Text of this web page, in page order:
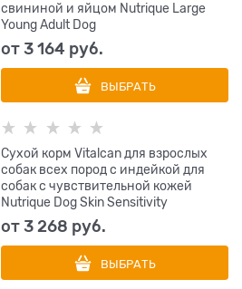
свининой и яйцом Nutrique Large
Young Adult Dog
от3 164 руб.
ВЫБРАТЬ
Сухой корм Vitalcan для взрослых
собак всех пород с индейкой для
собак с чувствительной кожей
Nutrique Dog Skin Sensitivity
от3 268 руб.
ВЫБРАТЬ